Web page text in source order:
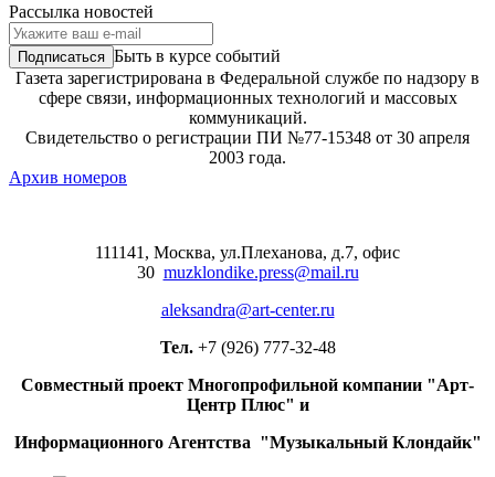
Рассылка новостей
Быть в курсе событий
Газета зарегистрирована в Федеральной службе по надзору в
сфере связи, информационных технологий и массовых
коммуникаций.
Свидетельство о регистрации ПИ №77-15348 от 30 апреля
2003 года.
Архив номеров
111141, Москва, ул.Плеханова, д.7, офис
30 muzklondike.press@mail.ru
aleksandra@art-center.ru
Тел. +7 (926) 777-32-48
Совместный проект Многопрофильной компании "Арт-
Центр Плюс" и
Информационного Агентства "Музыкальный Клондайк"